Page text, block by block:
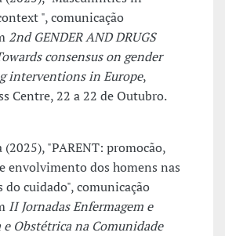
", comunicação
2nd GENDER AND DRUGS
consensus on gender
interventions in Europe,
Centre, 22 a 22 de Outubro.
"PARENT: promocão,
envolvimento dos homens nas
do cuidado", comunicação
II Jornadas Enfermagem e
e Obstétrica na Comunidade